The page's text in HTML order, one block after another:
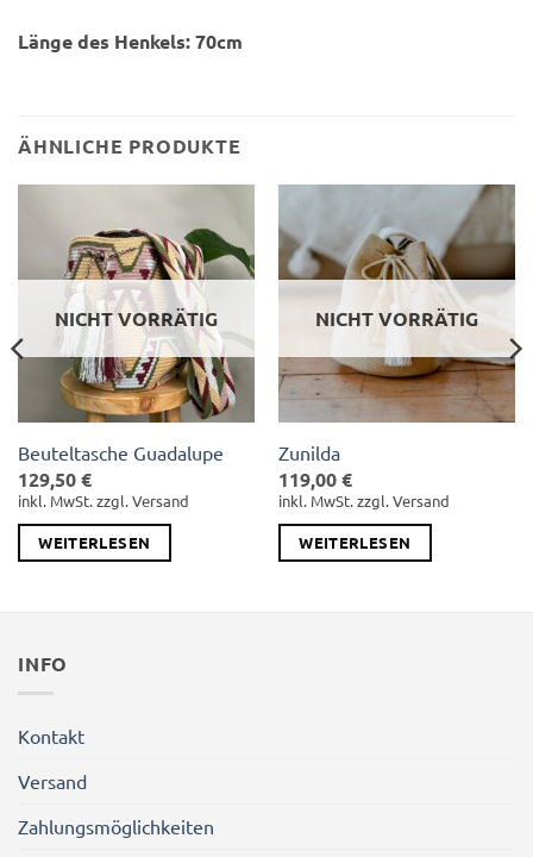
Länge des Henkels: 70cm
ÄHNLICHE PRODUKTE
NICHT VORRÄTIG
Beuteltasche Guadalupe
129,50€
inkl. MwSt. zzgl. Versand
WEITERLESEN
NICHT VORRÄTIG
Zunilda
119,00€
inkl. MwSt. zzgl. Versand
WEITERLESEN
INFO
Kontakt
Versand
Zahlungsmöglichkeiten